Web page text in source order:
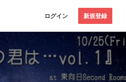
ログイン 新規登録